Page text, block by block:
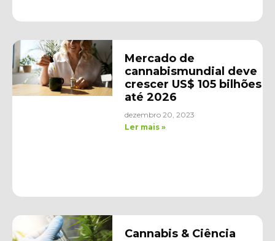
Mercado de
cannabismundial deve
crescer US$ 105 bilhões
até 2026
dezembro 20, 2023
Ler mais »
Cannabis & Ciência